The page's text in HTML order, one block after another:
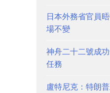
日本外務省官員
場不變
神舟二十二號成
任務
盧特尼克：特朗